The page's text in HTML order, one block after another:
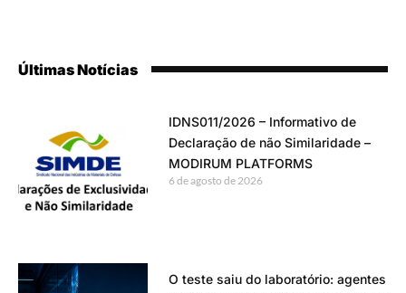
Últimas Notícias
IDNS011/2026 – Informativo de
Declaração de não Similaridade –
MODIRUM PLATFORMS
6 de agosto de 2026
O teste saiu do laboratório: agentes